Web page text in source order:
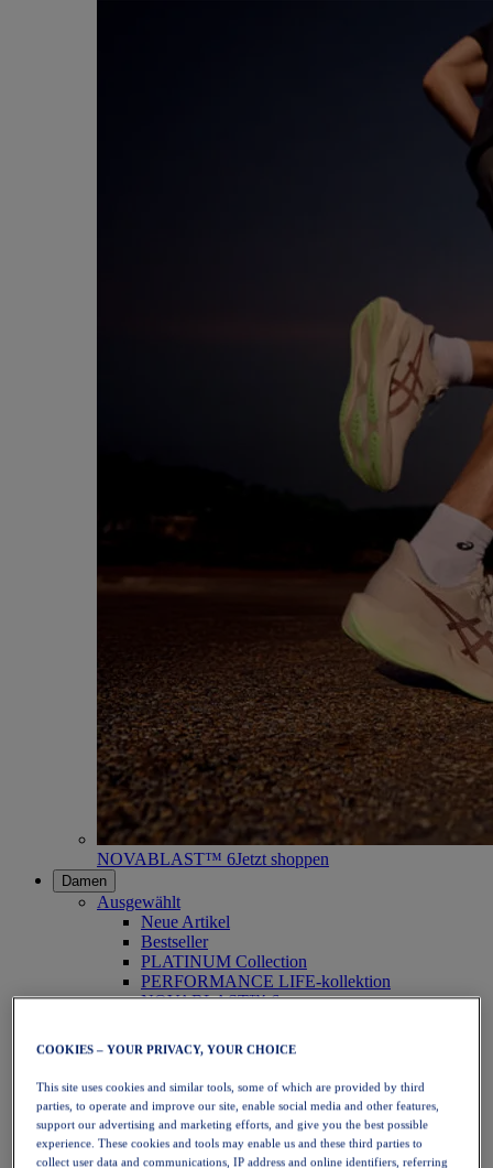
NOVABLAST™ 6Jetzt shoppen
Damen
Ausgewählt
Neue Artikel
Bestseller
PLATINUM Collection
PERFORMANCE LIFE-kollektion
NOVABLAST™ 6
Laufen
Trailrunning
Tennis
Volleyball
Handball
Padel
Korbball
COOKIES – YOUR PRIVACY, YOUR CHOICE
This site uses cookies and similar tools, some of which are provided by third
parties, to operate and improve our site, enable social media and other features,
support our advertising and marketing efforts, and give you the best possible
experience. These cookies and tools may enable us and these third parties to
collect user data and communications, IP address and online identifiers, referring